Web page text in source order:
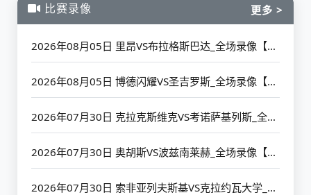
比赛录像 更多 >
2026年08月05日 里昂VS布拉格斯巴达_全场录像【高清回放】
2026年08月05日 博德闪耀VS圣吉罗斯_全场录像【高清回放】
2026年07月30日 克拉克斯维克VS考诺萨基列斯_全场录像【高清回放】
2026年07月30日 奥胡斯VS波兹南莱赫_全场录像【高清回放】
2026年07月30日 索非亚列夫斯基VS克拉约瓦大学_全场录像【高清回放】